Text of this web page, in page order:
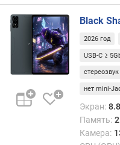
о
о
н
о
ш
н
и
Black
2026 год
USB-C ≥
стереозвук
нет mini-
Экран:
Память:
Камера: